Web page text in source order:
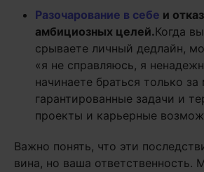
Разочарование в себе и
амбициозных целей.Когда
срываете личный дедлайн,
«я не справляюсь, я
начинаете браться только за
гарантированные задачи и
проекты и карьерные
Важно понять, что эти
вина, но ваша ответственность.